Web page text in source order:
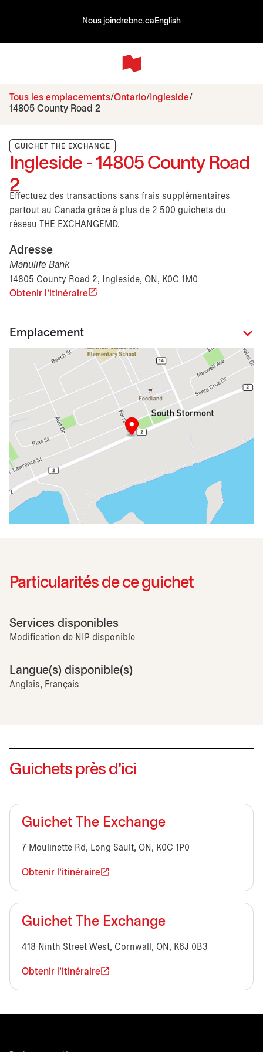
Nous joindrebnc.ca English
Tous les emplacements Ontario
Ingleside
14805 County Road 2
GUICHET THE EXCHANGE
Ingleside - 14805 County Road
2
Effectuez des transactions sans frais supplémentaires
partout au Canada grâce à plus de 2 500 guichets du
réseau THE EXCHANGEMD.
Adresse
Manulife Bank
14805 County Road 2, Ingleside, ON, K0C 1M0
Obtenir l'itinéraire
Emplacement
Particularités de ce guichet
Services disponibles
Modification de NIP disponible
Langue(s) disponible(s)
Anglais, Français
Guichets près d'ici
Guichet The Exchange
7 Moulinette Rd, Long Sault, ON, K0C 1P0
Obtenir l'itinéraire
Guichet The Exchange
418 Ninth Street West, Cornwall, ON, K6J 0B3
Obtenir l'itinéraire